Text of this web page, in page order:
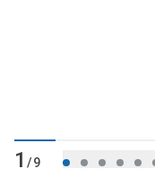
1/9